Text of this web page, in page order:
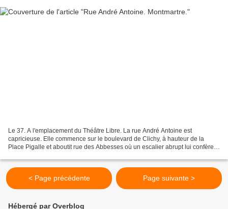
Le 37. A l'emplacement du Théâtre Libre. La rue André Antoine est
capricieuse. Elle commence sur le boulevard de Clichy, à hauteur de la
Place Pigalle et aboutit rue des Abbesses où un escalier abrupt lui confère
< Page précédente Page suivante >
Hébergé par Overblog